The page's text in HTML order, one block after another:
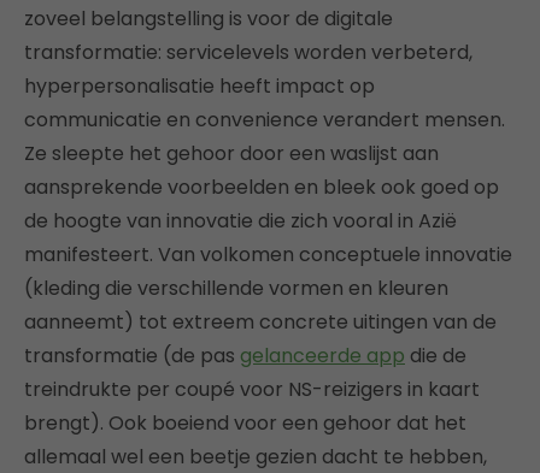
zoveel belangstelling is voor de digitale
transformatie: servicelevels worden verbeterd,
hyperpersonalisatie heeft impact op
communicatie en convenience verandert mensen.
Ze sleepte het gehoor door een waslijst aan
aansprekende voorbeelden en bleek ook goed op
de hoogte van innovatie die zich vooral in Azië
manifesteert. Van volkomen conceptuele innovatie
(kleding die verschillende vormen en kleuren
aanneemt) tot extreem concrete uitingen van de
transformatie (de pas gelanceerde app die de
treindrukte per coupé voor NS-reizigers in kaart
brengt). Ook boeiend voor een gehoor dat het
allemaal wel een beetje gezien dacht te hebben,